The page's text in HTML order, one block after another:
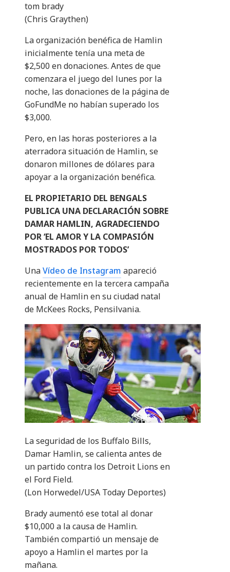
tom brady
(Chris Graythen)
La organización benéfica de Hamlin
inicialmente tenía una meta de
$2,500 en donaciones. Antes de que
comenzara el juego del lunes por la
noche, las donaciones de la página de
GoFundMe no habían superado los
$3,000.
Pero, en las horas posteriores a la
aterradora situación de Hamlin, se
donaron millones de dólares para
apoyar a la organización benéfica.
EL PROPIETARIO DEL BENGALS
PUBLICA UNA DECLARACIÓN SOBRE
DAMAR HAMLIN, AGRADECIENDO
POR ‘EL AMOR Y LA COMPASIÓN
MOSTRADOS POR TODOS’
UnaVídeo de Instagram apareció
recientemente en la tercera campaña
anual de Hamlin en su ciudad natal
de McKees Rocks, Pensilvania.
La seguridad de los Buffalo Bills,
Damar Hamlin, se calienta antes de
un partido contra los Detroit Lions en
el Ford Field.
(Lon Horwedel/USA Today Deportes)
Brady aumentó ese total al donar
$10,000 a la causa de Hamlin.
También compartió un mensaje de
apoyo a Hamlin el martes por la
mañana.